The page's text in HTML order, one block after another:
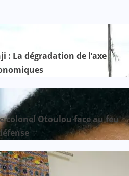
: La dégradation de l’axe
colonel Otoulou face au feu